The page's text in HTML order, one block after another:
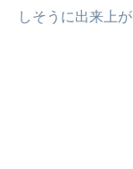
しそうに出来上